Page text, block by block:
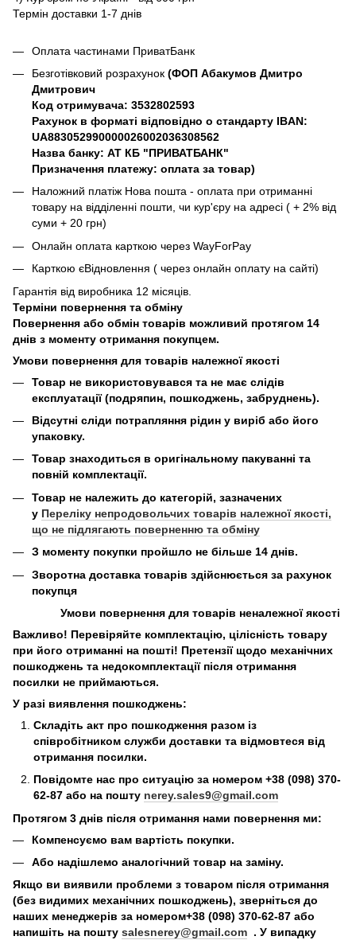
Термін доставки 1-7 днів
Оплата частинами ПриватБанк
Безготівковий розрахунок (ФОП Абакумов Дмитро
Дмитрович
Код отримувача: 3532802593
Рахунок в форматі відповідно о стандарту IBAN:
UA883052990000026002036308562
Назва банку: АТ КБ "ПРИВАТБАНК"
Призначення платежу: оплата за товар)
Наложний платіж Нова пошта - оплата при отриманні
товару на відділенні пошти, чи кур'єру на адресі ( + 2% від
суми + 20 грн)
Онлайн оплата карткою через WayForPay
Карткою єВідновлення ( через онлайн оплату на сайті)
Гарантія від виробника 12 місяців.
Терміни повернення та обміну
Повернення або обмін товарів можливий протягом 14
днів з моменту отримання покупцем.
Умови повернення для товарів належної якості
Товар не використовувався та не має слідів
експлуатації (подряпин, пошкоджень, забруднень).
Відсутні сліди потрапляння рідин у виріб або його
упаковку.
Товар знаходиться в оригінальному пакуванні та
повній комплектації.
Товар не належить до категорій, зазначених
у Переліку непродовольчих товарів належної якості,
що не підлягають поверненню та обміну
З моменту покупки пройшло не більше 14 днів.
Зворотна доставка товарів здійснюється за рахунок
покупця
Умови повернення для товарів неналежної якості
Важливо! Перевіряйте комплектацію, цілісність товару
при його отриманні на пошті! Претензії щодо механічних
пошкоджень та недокомплектації після отримання
посилки не приймаються.
У разі виявлення пошкоджень:
Складіть акт про пошкодження разом із
співробітником служби доставки та відмовтеся від
отримання посилки.
Повідомте нас про ситуацію за номером +38 (098) 370-
62-87 або на пошту nerey.sales9@gmail.com
Протягом 3 днів після отримання нами повернення ми:
Компенсуємо вам вартість покупки.
Або надішлемо аналогічний товар на заміну.
Якщо ви виявили проблеми з товаром після отримання
(без видимих механічних пошкоджень), зверніться до
наших менеджерів за номером+38 (098) 370-62-87 або
напишіть на пошту salesnerey@gmail.com . У випадку